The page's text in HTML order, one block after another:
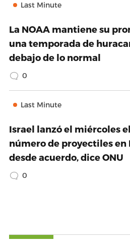
Last Minute
La NOAA mantiene su
una temporada de
debajo de lo normal
0
Last Minute
Israel lanzó el miércoles
número de proyectiles en
desde acuerdo, dice ONU
0